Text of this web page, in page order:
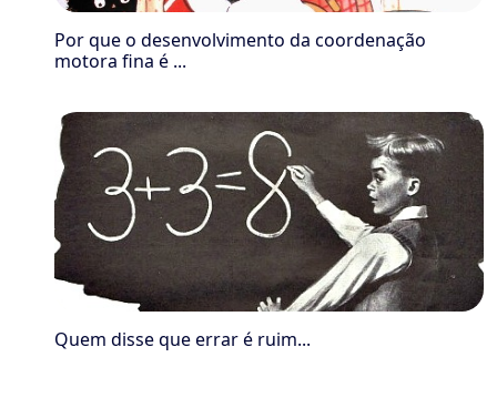
Por que o desenvolvimento da coordenação
motora fina é ...
Quem disse que errar é ruim...